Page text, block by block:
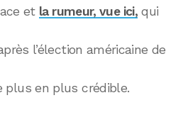
et la rumeur, vue ici,qui
l’élection américaine de
plus en plus crédible.